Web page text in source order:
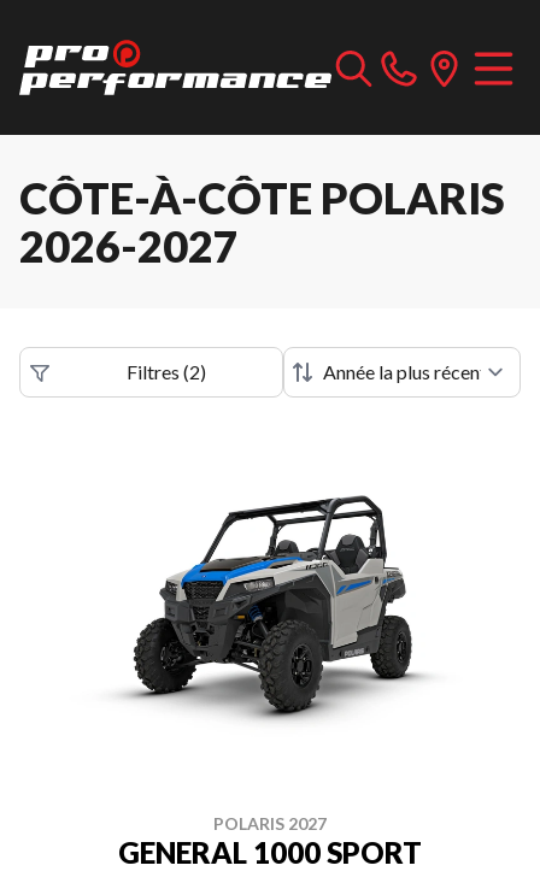
CÔTE-À-CÔTE POLARIS
2026-2027
Filtres (2)
POLARIS 2027
GENERAL 1000 SPORT